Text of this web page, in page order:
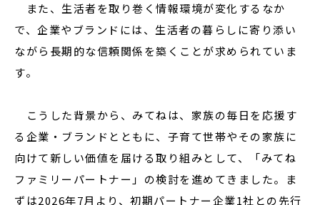
また、生活者を取り巻く情報環境が変化するなか
で、企業やブランドには、生活者の暮らしに寄り添い
ながら長期的な信頼関係を築くことが求められていま
す。
こうした背景から、みてねは、家族の毎日を応援す
る企業・ブランドとともに、子育て世帯やその家族に
向けて新しい価値を届ける取り組みとして、「みてね
ファミリーパートナー」の検討を進めてきました。ま
ずは2026年7月より、初期パートナー企業1社との先行